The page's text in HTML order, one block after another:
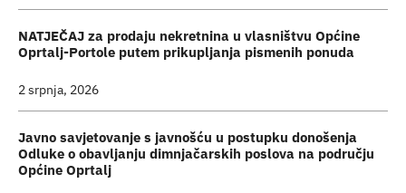
NATJEČAJ za prodaju nekretnina u vlasništvu Općine
Oprtalj-Portole putem prikupljanja pismenih ponuda
2 srpnja, 2026
Javno savjetovanje s javnošću u postupku donošenja
Odluke o obavljanju dimnjačarskih poslova na području
Općine Oprtalj